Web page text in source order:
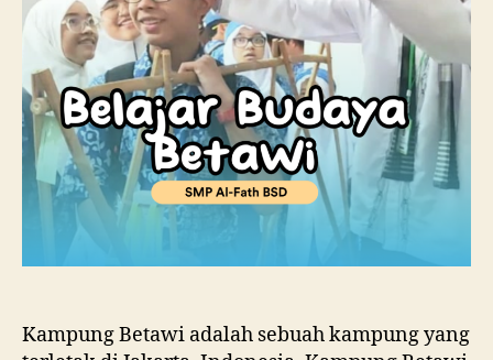
Kampung Betawi adalah sebuah kampung yang